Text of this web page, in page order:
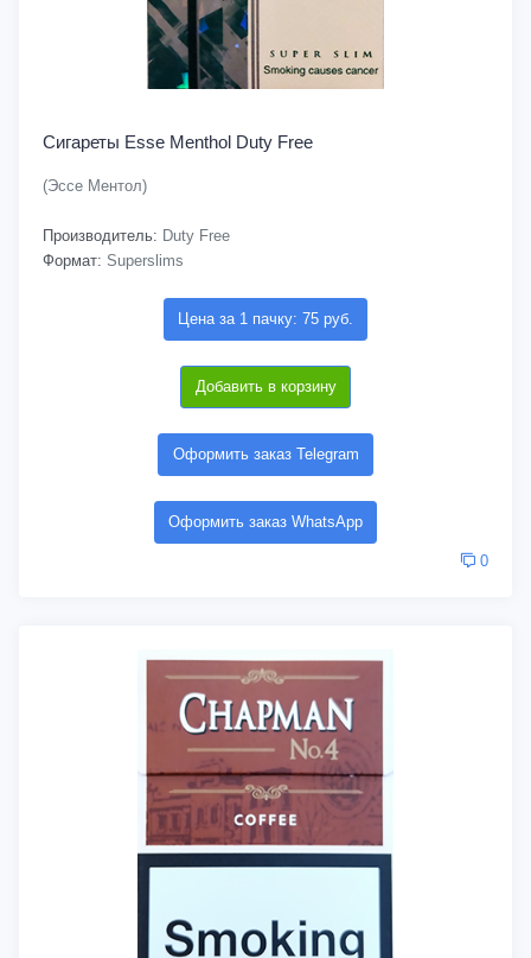
Сигареты Esse Menthol Duty Free
(Эссе Ментол)
Производитель: Duty Free
Формат: Superslims
Цена за 1 пачку: 75 руб.
Добавить в корзину
Оформить заказ Telegram
Оформить заказ WhatsApp
0